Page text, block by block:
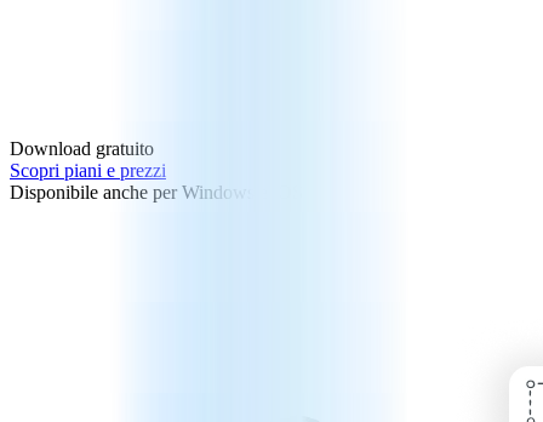
Download gratuito
Scopri piani e prezzi
Disponibile anche per Windows e iOS